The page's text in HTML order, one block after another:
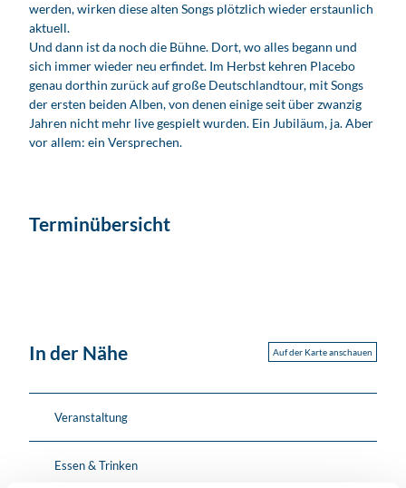
werden, wirken diese alten Songs plötzlich wieder erstaunlich
aktuell.
Und dann ist da noch die Bühne. Dort, wo alles begann und
sich immer wieder neu erfindet. Im Herbst kehren Placebo
genau dorthin zurück auf große Deutschlandtour, mit Songs
der ersten beiden Alben, von denen einige seit über zwanzig
Jahren nicht mehr live gespielt wurden. Ein Jubiläum, ja. Aber
vor allem: ein Versprechen.
Terminübersicht
In der Nähe Auf der Karte anschauen
Veranstaltung
Essen & Trinken